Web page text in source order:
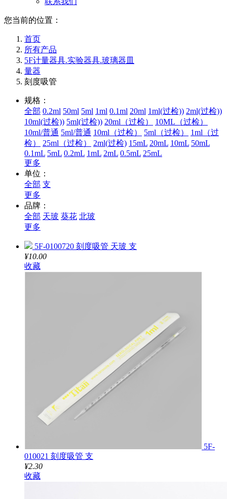
您当前的位置：
首页
所有产品
5F计量器具.实验器具.玻璃器皿
量器
刻度吸管
规格：
全部 0.2ml 50ml 5ml 1ml 0.1ml 20ml 1ml(过检)) 2ml(过检))
10ml(过检)) 5ml(过检)) 20ml（过检）
10ML（过检）
10ml/普通 5ml/普通 10ml（过检） 5ml（过检）
1ml（过
检）
25ml（过检） 2ml(过检) 15mL 20mL 10mL 50mL
0.1mL 5mL 0.2mL 1mL 2mL 0.5mL 25mL
更多
单位：
全部 支
更多
品牌：
全部 天玻 葵花 北玻
更多
5F-0100720 刻度吸管 天玻 支
¥10.00
收藏
5F-
010021 刻度吸管 支
¥2.30
收藏